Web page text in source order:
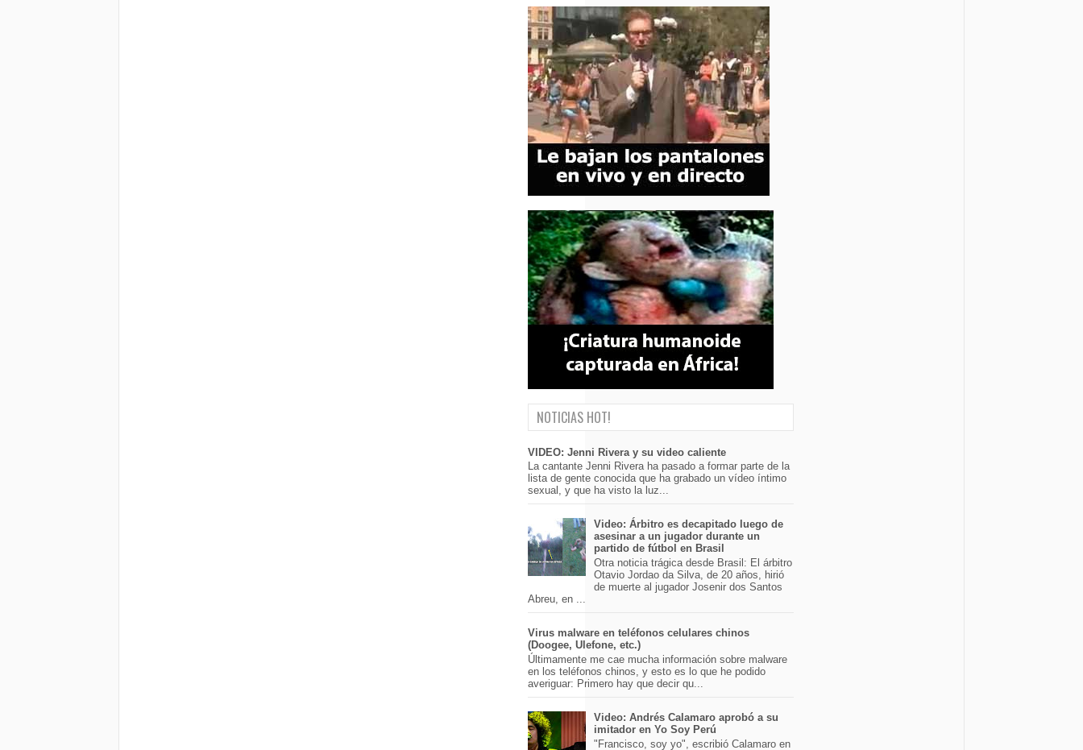
NOTICIAS HOT!
VIDEO: Jenni Rivera y su video caliente
La cantante Jenni Rivera ha pasado a formar parte de la
lista de gente conocida que ha grabado un vídeo íntimo
sexual, y que ha visto la luz...
Video: Árbitro es decapitado luego de
asesinar a un jugador durante un
partido de fútbol en Brasil
Otra noticia trágica desde Brasil: El árbitro
Otavio Jordao da Silva, de 20 años, hirió
de muerte al jugador Josenir dos Santos
Abreu, en ...
Virus malware en teléfonos celulares chinos
(Doogee, Ulefone, etc.)
Últimamente me cae mucha información sobre malware
en los teléfonos chinos, y esto es lo que he podido
averiguar: Primero hay que decir qu...
Video: Andrés Calamaro aprobó a su
imitador en Yo Soy Perú
"Francisco, soy yo", escribió Calamaro en